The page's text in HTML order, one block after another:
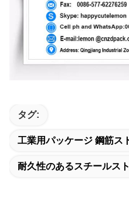
タグ:
工業用パッケージ 鋼筋ス
耐久性のあるスチールス